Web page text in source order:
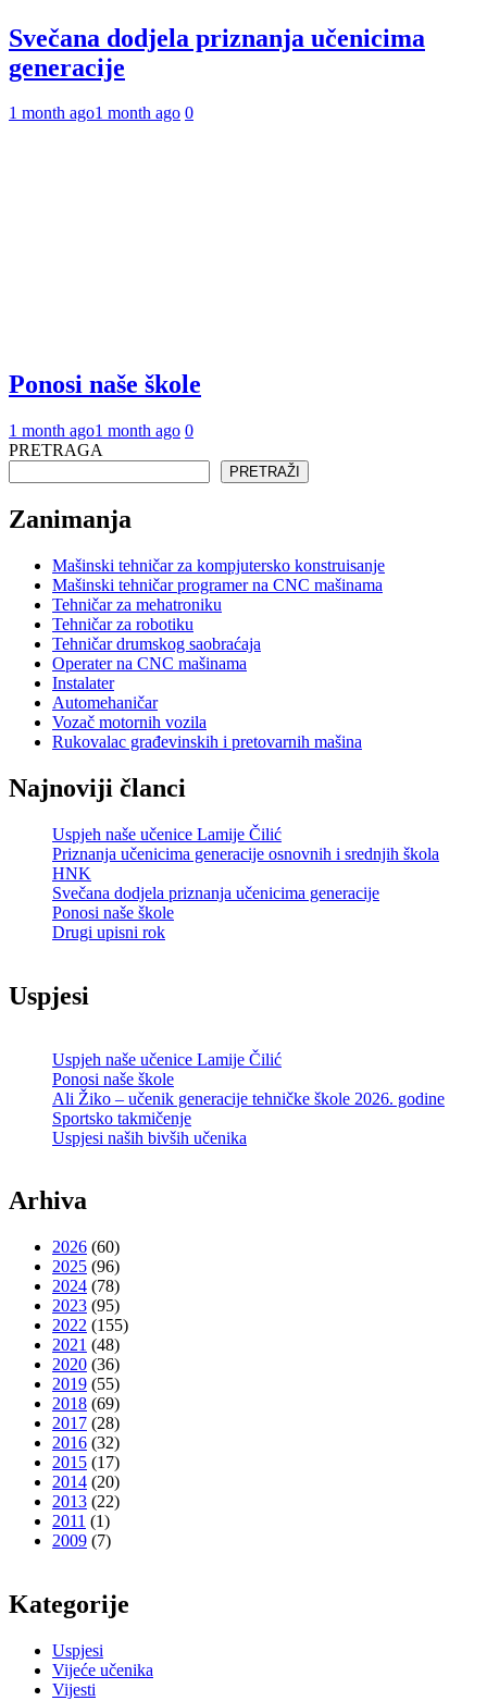
Svečana dodjela priznanja učenicima
generacije
1 month ago1 month ago 0
Ponosi naše škole
1 month ago1 month ago 0
PRETRAGA
PRETRAŽI
Zanimanja
Mašinski tehničar za kompjutersko konstruisanje
Mašinski tehničar programer na CNC mašinama
Tehničar za mehatroniku
Tehničar za robotiku
Tehničar drumskog saobraćaja
Operater na CNC mašinama
Instalater
Automehaničar
Vozač motornih vozila
Rukovalac građevinskih i pretovarnih mašina
Najnoviji članci
Uspjeh naše učenice Lamije Čilić
Priznanja učenicima generacije osnovnih i srednjih škola
HNK
Svečana dodjela priznanja učenicima generacije
Ponosi naše škole
Drugi upisni rok
Uspjesi
Uspjeh naše učenice Lamije Čilić
Ponosi naše škole
Ali Žiko – učenik generacije tehničke škole 2026. godine
Sportsko takmičenje
Uspjesi naših bivših učenika
Arhiva
2026 (60)
2025 (96)
2024 (78)
2023 (95)
2022 (155)
2021 (48)
2020 (36)
2019 (55)
2018 (69)
2017 (28)
2016 (32)
2015 (17)
2014 (20)
2013 (22)
2011 (1)
2009 (7)
Kategorije
Uspjesi
Vijeće učenika
Vijesti